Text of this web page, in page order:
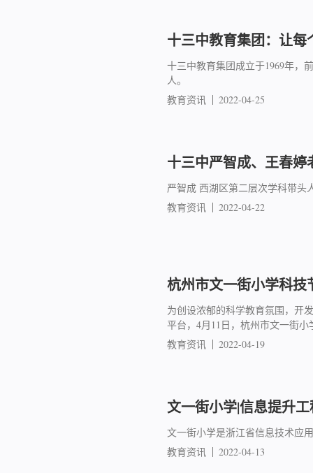
十三中教育集团：让
十三中教育集团成立于1969年，
人。
教育资讯
2022-04-25
十三中严智成、王春
严智成 西湖区第二层次学科带头
教育资讯
2022-04-22
杭州市文一街小学科技
为创设浓郁的科学教育氛围，开
平台，4月11日，杭州市文一街
教育资讯
2022-04-19
文一街小学|信息提升
文一街小学是浙江省信息技术应
教育资讯
2022-04-13